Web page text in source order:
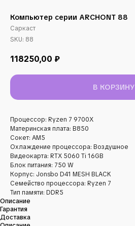
Компьютер серии ARCHONT 88
Саркаст
SKU: 88
118250,00 ₽
В КОРЗИНУ
Процессор: Ryzen 7 9700X
Материнская плата: B850
Сокет: AM5
Охлаждение процессора: Воздушное
Видеокарта: RTX 5060 Ti 16GB
Блок питания: 750 W
Корпус: Jonsbo D41 MESH BLACK
Семейство процессора: Ryzen 7
Тип памяти: DDR5
Описание
Гарантия
Доставка